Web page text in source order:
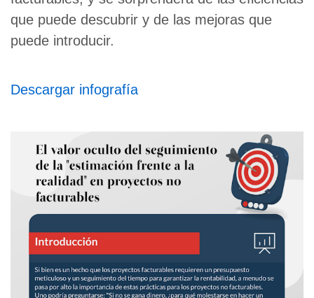
que puede descubrir y de las mejoras que
puede introducir.
Descargar infografía